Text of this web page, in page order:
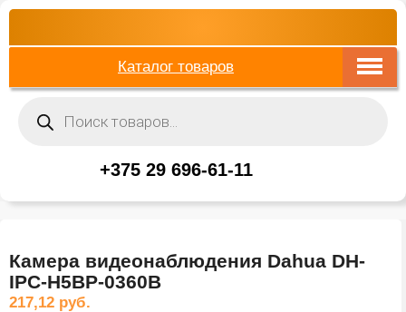
Каталог товаров
товаров
+375 29 696-61-11
Камера видеонаблюдения Dahua DH-
IPC-H5BP-0360B
217,12 руб.